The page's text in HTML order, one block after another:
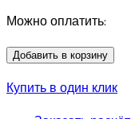
Можно оплатить:
Купить в один клик